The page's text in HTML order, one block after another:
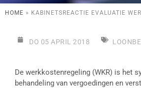
HOME » KABINETSREACTIE EVALUATIE
DO 05 APRIL 2018
De werkkostenregeling (WKR) is het
behandeling van vergoedingen en